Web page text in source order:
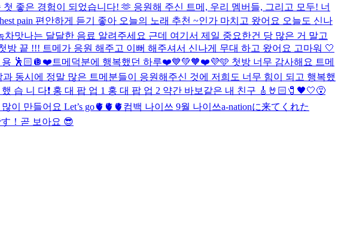
좋은 경험이 되었습니다! 🫶 응원해 주신 트메, 우리 멤버들, 그리고 모두! 너
pain 편안하게 듣기 좋아 오늘의 노래 추천 ~인가 마치고 왔어요 오늘도 신나
맛나는 달달한 음료 알려주세요 근데 여기서 제일 중요한건 당 많은 거 말고
방 끝 !!! 트메가 응원 해주고 이뻐 해주셔서 신나게 무대 하고 왔어요 고마워 🤍
🕺🏻🪩 ❤️트메덕분에 행복했던 하루❤️💙💚🧡❤️💜🩵 첫방 너무 감사해요 트메
동시에 정말 많은 트메분들이 응원해주신 것에 저희도 너무 힘이 되고 행복했
했 습 니 다❗️ 홍 대 팝 업 1 홍 대 팝 업 2 약간 바보같은 내 친구 🎸🤘🏻🧷🖤🤍😵
이 만들어요 Let’s go🫀🫀🫀컴백 나이쓰 9월 나이쓰a-nationに来てくれた
！ 곧 보아요 😎